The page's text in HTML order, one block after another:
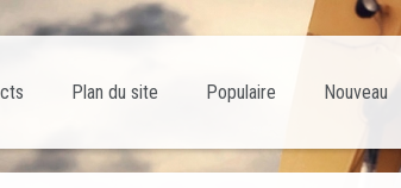
Nouveau
Populaire
Plan du site